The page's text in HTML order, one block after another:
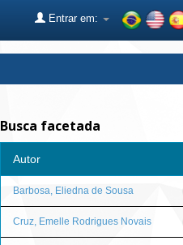
Entrar em:
Busca facetada
Autor
Barbosa, Eliedna de Sousa
Cruz, Emelle Rodrigues Novais